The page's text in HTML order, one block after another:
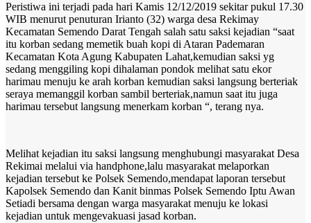
Peristiwa ini terjadi pada hari Kamis 12/12/2019 sekitar pukul 17.30
WIB menurut penuturan Irianto (32) warga desa Rekimay
Kecamatan Semendo Darat Tengah salah satu saksi kejadian “saat
itu korban sedang memetik buah kopi di Ataran Pademaran
Kecamatan Kota Agung Kabupaten Lahat,kemudian saksi yg
sedang menggiling kopi dihalaman pondok melihat satu ekor
harimau menuju ke arah korban kemudian saksi langsung berteriak
seraya memanggil korban sambil berteriak,namun saat itu juga
harimau tersebut langsung menerkam korban “, terang nya.
Melihat kejadian itu saksi langsung menghubungi masyarakat Desa
Rekimai melalui via handphone,lalu masyarakat melaporkan
kejadian tersebut ke Polsek Semendo,mendapat laporan tersebut
Kapolsek Semendo dan Kanit binmas Polsek Semendo Iptu Awan
Setiadi bersama dengan warga masyarakat menuju ke lokasi
kejadian untuk mengevakuasi jasad korban.